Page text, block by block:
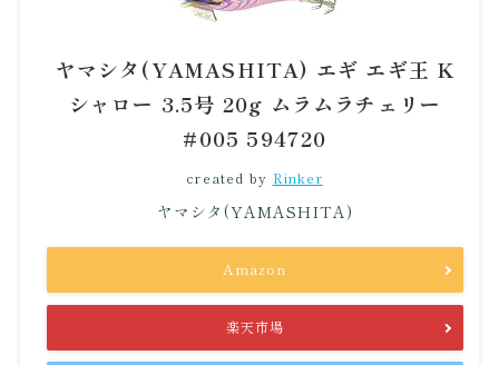
ヤマシタ(YAMASHITA) エギ エギ王 K
シャロー 3.5号 20g ムラムラチェリー
#005 594720
created by Rinker
ヤマシタ(YAMASHITA)
Amazon
楽天市場